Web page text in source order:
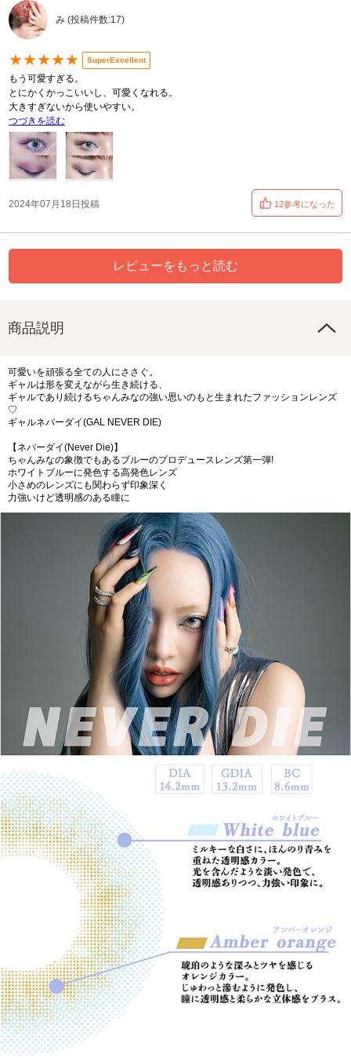
み (投稿件数:17)
★★★★★ SuperExcellent
もう可愛すぎる。
とにかくかっこいいし、可愛くなれる。
大きすぎないから使いやすい。
つづきを読む
2024年07月18日投稿 12参考になった
レビューをもっと読む
商品説明
可愛いを頑張る全ての人にささぐ。
ギャルは形を変えながら生き続ける、
ギャルであり続けるちゃんみなの強い思いのもと生まれたファッションレンズ
♡
ギャルネバーダイ(GAL NEVER DIE)
【ネバーダイ(Never Die)】
ちゃんみなの象徴でもあるブルーのプロデュースレンズ第一弾!
ホワイトブルーに発色する高発色レンズ
小さめのレンズにも関わらず印象深く
力強いけど透明感のある瞳に